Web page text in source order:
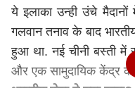
ये इलाका उन्ही उंचे
गलवान तनाव के बाद
हुआ था. नई चीनी बस्ती में
और एक सामुदायिक केंद्र का